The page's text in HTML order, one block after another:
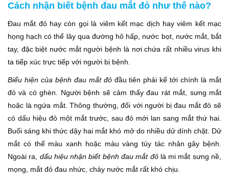
Cách nhận biết bệnh đau mắt đỏ như thế nào?
Đau mắt đỏ hay còn gọi là viêm kết mạc dịch hay viêm kết mạc
họng hạch có thể lây qua đường hô hấp, nước bọt, nước mắt, bắt
tay, đặc biệt nước mắt người bệnh là nơi chứa rất nhiều virus khi
ta tiếp xúc trực tiếp với người bị bệnh.
Biểu hiện của bệnh đau mắt đỏđầu tiên phải kể tới chính là mắt
đỏ và có ghèn. Người bệnh sẽ cảm thấy đau rát mắt, sưng mắt
hoặc là ngứa mắt. Thông thường, đối với người bị đau mắt đỏ sẽ
có dấu hiệu đỏ một mắt trước, sau đó mới lan sang mắt thứ hai.
Buổi sáng khi thức dậy hai mắt khó mở do nhiều dử dính chặt. Dử
mắt có thể màu xanh hoặc màu vàng tùy tác nhân gây bệnh.
Ngoài ra, dấu hiệu nhận biết bệnh đau mắt đỏlà mi mắt sưng nề,
mọng, mắt đỏ đau nhức, chảy nước mắt rất khó chịu.